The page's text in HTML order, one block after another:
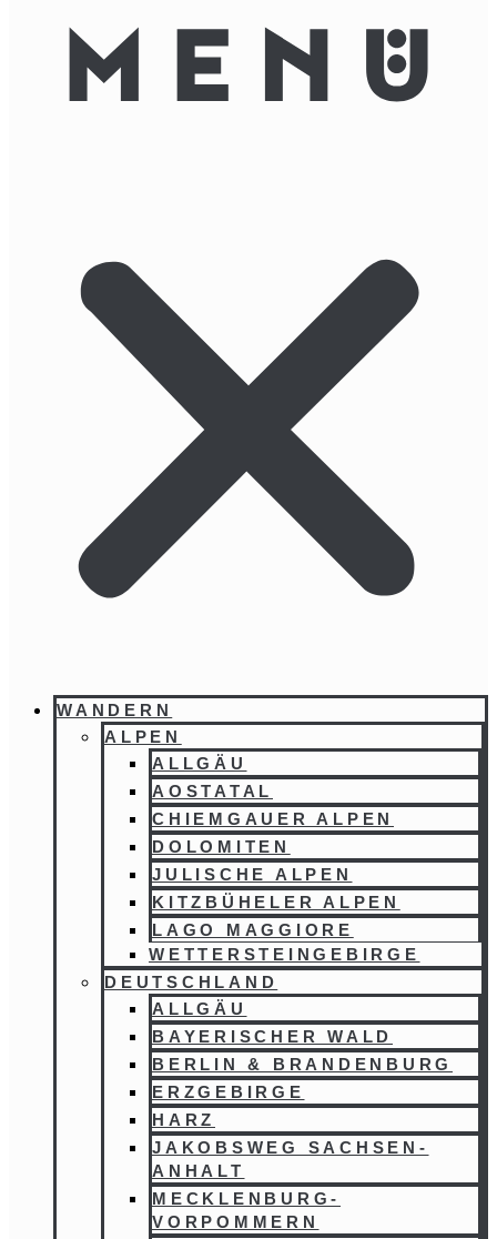
WANDERN
ALPEN
ALLGÄU
AOSTATAL
CHIEMGAUER ALPEN
DOLOMITEN
JULISCHE ALPEN
KITZBÜHELER ALPEN
LAGO MAGGIORE
WETTERSTEINGEBIRGE
DEUTSCHLAND
ALLGÄU
BAYERISCHER WALD
BERLIN & BRANDENBURG
ERZGEBIRGE
HARZ
JAKOBSWEG SACHSEN-
ANHALT
MECKLENBURG-
VORPOMMERN